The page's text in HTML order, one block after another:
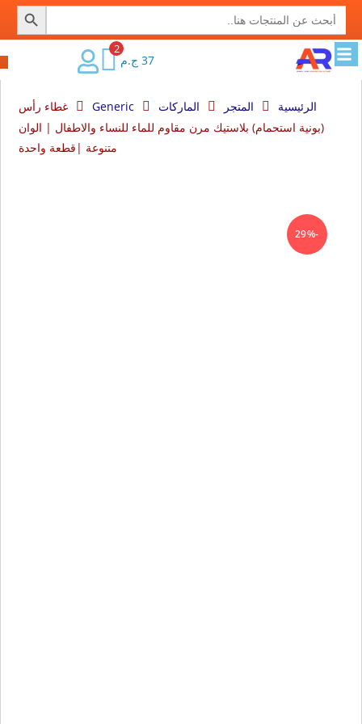
Search
for:
SEARCH BUTTON
37 ج.م
الرئيسية المتجر الماركات Generic
غطاء رأس (بونية
استحمام) بلاستيك مرن مقاوم للماء للنساء والاطفال | الوان متنوعة |
قطعة واحدة
-29%